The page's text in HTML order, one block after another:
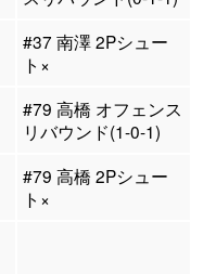
#37 南澤 2Pシュー
ト×
#79 高橋 オフェンス
リバウンド(1-0-1)
#79 高橋 2Pシュー
ト×